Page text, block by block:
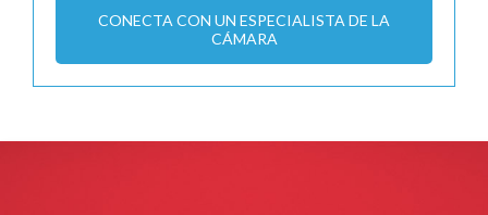
CONECTA CON UN ESPECIALISTA DE LA
CÁMARA